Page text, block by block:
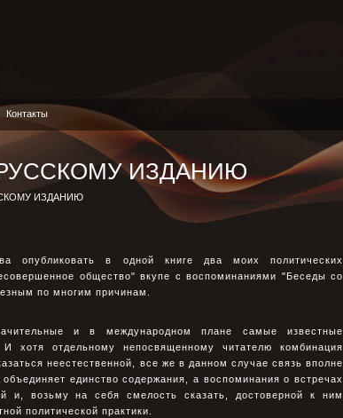
Контакты
ИЗДАНИЮ
ИЗДАНИЮ
опубликовать в одной книге два моих политических
общество" вкупе с воспоминаниями "Беседы со
по многим причинам.
и в международном плане самые известные
хотя отдельному непосвященному читателю комбинация
неестественной, все же в данном случае связь вполне
единство содержания, а воспоминания о встречах
и, возьму на себя смелость сказать, достоверной к ним
политической практики.